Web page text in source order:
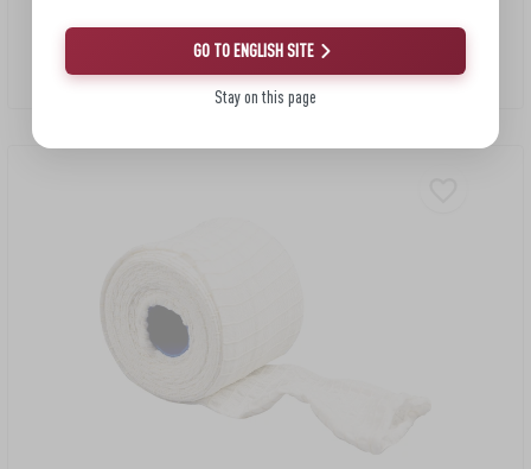
Сетка формовочная для копчения сыра, 3 м
0,49 EUR/m
GO TO ENGLISH SITE
Stay on this page